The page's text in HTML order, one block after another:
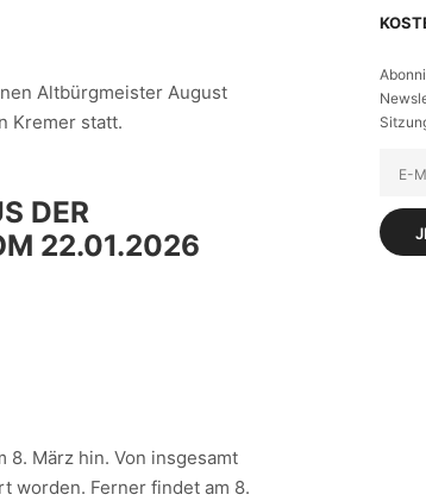
Altbürgmeister August
Kremer statt.
DER
22.01.2026
8. März hin. Von insgesamt
worden. Ferner findet am 8.